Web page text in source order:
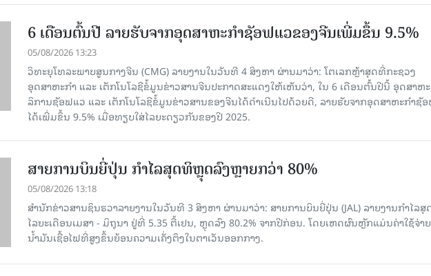
6 ເດືອນຕົ້ນປີ ລາຍຮັບຈາກອຸດສາຫະກຳຊັອຟແວຂອງຈີນເພີ່ມຂຶ້ນ 9.5%
05/08/2026 13:23
ວິທະຍຸໂທລະພາບສູນກາງຈີນ (CMG) ລາຍງານໃນວັນທີ 4 ສິງຫາ ຜ່ານມາວ່າ: ໂຕເລກຫຼ້າສຸດທີ່ກະຊວງ
ອຸດສາຫະກຳ ແລະ ເຕັກໂນໂລຊີຂໍ້ມູນຂ່າວສານຈີນປະກາດສະແດງໃຫ້ເຫັນວ່າ, ໃນ 6 ເດືອນຕົ້ນປີນີ້ ອຸດສາຫ
ລິການຊັອຟແວ ແລະ ເຕັກໂນໂລຊີຂໍ້ມູນຂ່າວສານຂອງຈີນໄດ້ດຳເນີນໄປດ້ວຍດີ, ລາຍຮັບຈາກອຸດສາຫະກຳຊັ
ໄດ້ເພີ່ມຂຶ້ນ 9.5% ເມື່ອທຽບໃສ່ໄລຍະດຽວກັນຂອງປີ 2025.
ສາຍການບິນຍີ່ປຸ່ນ ກຳໄລສຸດທິຫຼຸດລົງຫຼາຍກວ່າ 80%
05/08/2026 13:18
ສຳນັກຂ່າວສານຊິນຮວາລາຍງານໃນວັນທີ 3 ສິງຫາ ຜ່ານມາວ່າ: ສາຍການບິນຍີ່ປຸ່ນ (JAL) ລາຍງານກຳໄລ
ໄລຍະເດືອນເມສາ - ມິຖຸນາ ຢູ່ທີ່ 5.35 ຕື້ເຢນ, ຫຼຸດລົງ 80.2% ຈາກປີກ່ອນ. ໂດຍເຫດຜົນຫຼັກແມ່ນຄ່າໃຊ້ຈ່າຍ
ນໍ້າມັນເຊື້ອໄຟທີ່ສູງຂຶ້ນຍ້ອນຄວາມເຄັ່ງຕຶງໃນຕາເວັນອອກກາງ.